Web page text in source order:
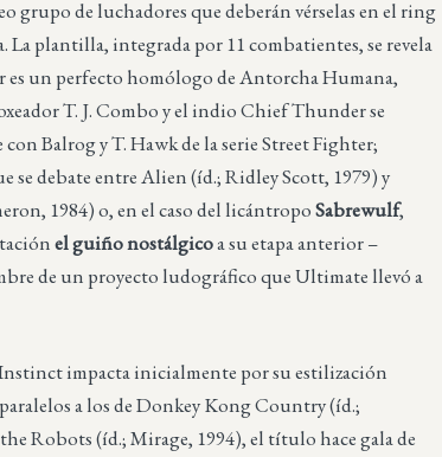
grupo de luchadores que deberán vérselas en el ring
plantilla, integrada por 11 combatientes, se revela
es un perfecto homólogo de Antorcha Humana,
T. J. Combo y el indio Chief Thunder se
Balrog y T. Hawk de la serie Street Fighter;
se debate entre Alien (íd.; Ridley Scott, 1979) y
1984) o, en el caso del licántropoSabrewulf,
el guiño nostálgicoa su etapa anterior –
de un proyecto ludográfico que Ultimate llevó a
impacta inicialmente por su estilización
a los de Donkey Kong Country (íd.;
Robots (íd.; Mirage, 1994), el título hace gala de